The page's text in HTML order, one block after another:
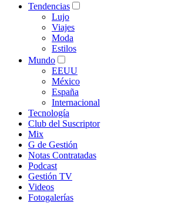
Tendencias
Lujo
Viajes
Moda
Estilos
Mundo
EEUU
México
España
Internacional
Tecnología
Club del Suscriptor
Mix
G de Gestión
Notas Contratadas
Podcast
Gestión TV
Videos
Fotogalerías